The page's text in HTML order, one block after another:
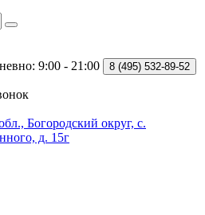
9:00 - 21:00 8 (495) 532-89-52
Богородский округ, с.
д. 15г